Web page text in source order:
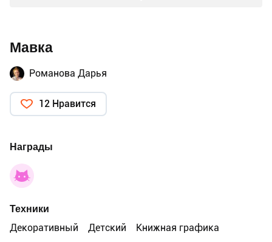
Мавка
Романова Дарья
12 Нравится
Награды
Техники
Декоративный
Детский Книжная графика